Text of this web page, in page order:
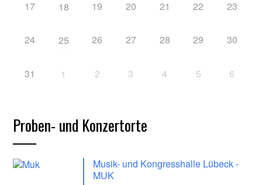
17 18 19 20 21 22 23
24 25 26 27 28 29 30
31 1 2 3 4 5 6
Proben- und Konzertorte
Musik- und Kongresshalle Lübeck -
MUK